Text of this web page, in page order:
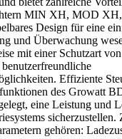
MIN XH, MOD
Design für eine
und Überwachung
mit einer Schutzart
Effiziente
des Growatt
eine Leistung und
sicherzustellen.
gehören: